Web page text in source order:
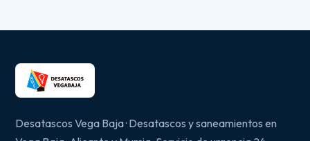
Desatascos Vega Baja · Desatascos y saneamientos en